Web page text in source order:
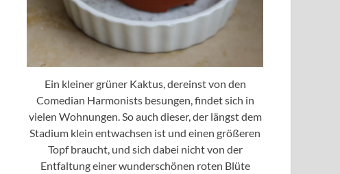
Ein kleiner grüner Kaktus, dereinst von den
Comedian Harmonists besungen, findet sich in
vielen Wohnungen. So auch dieser, der längst dem
Stadium klein entwachsen ist und einen größeren
Topf braucht, und sich dabei nicht von der
Entfaltung einer wunderschönen roten Blüte